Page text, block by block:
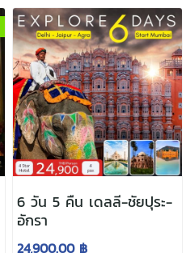
6 วัน 5 คืน เดลลี-ชัยปุระ-
อักรา
24,900.00 ฿